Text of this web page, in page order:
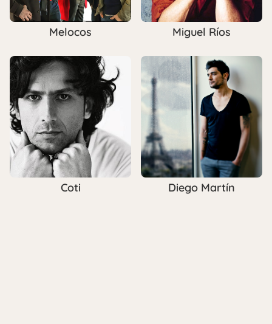
Melocos Miguel Ríos
Coti Diego Martín